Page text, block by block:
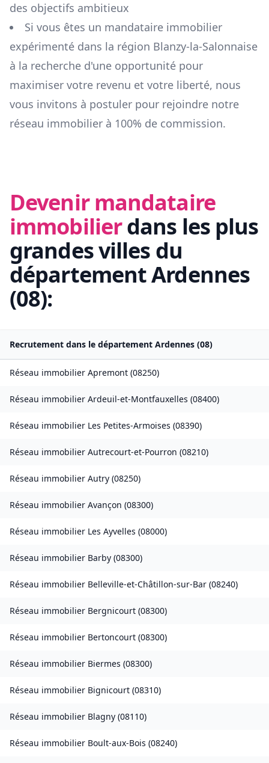
des objectifs ambitieux
Si vous êtes un mandataire immobilier
expérimenté dans la région Blanzy-la-Salonnaise
à la recherche d'une opportunité pour
maximiser votre revenu et votre liberté, nous
vous invitons à postuler pour rejoindre notre
réseau immobilier à 100% de commission.
Devenir mandataire
immobilierdans les plus
grandes villes du
départementArdennes
(08):
Recrutement dans le département Ardennes (08)
Réseau immobilier Apremont (08250)
Réseau immobilier Ardeuil-et-Montfauxelles (08400)
Réseau immobilier Les Petites-Armoises (08390)
Réseau immobilier Autrecourt-et-Pourron (08210)
Réseau immobilier Autry (08250)
Réseau immobilier Avançon (08300)
Réseau immobilier Les Ayvelles (08000)
Réseau immobilier Barby (08300)
Réseau immobilier Belleville-et-Châtillon-sur-Bar (08240)
Réseau immobilier Bergnicourt (08300)
Réseau immobilier Bertoncourt (08300)
Réseau immobilier Biermes (08300)
Réseau immobilier Bignicourt (08310)
Réseau immobilier Blagny (08110)
Réseau immobilier Boult-aux-Bois (08240)